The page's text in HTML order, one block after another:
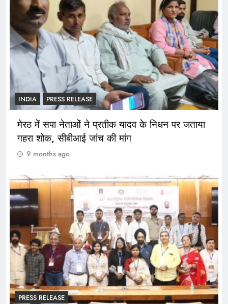
INDIA PRESS RELEASE
मेरठ में सपा नेताओं ने प्रतीक यादव के निधन पर जताया
गहरा शोक, सीबीआई जांच की मांग
9 months ago
PRESS RELEASE